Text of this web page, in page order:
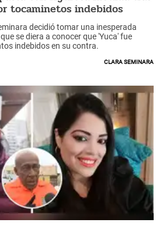
tocaminetos indebidos
decidió tomar una inesperada
se diera a conocer que 'Yuca' fue
indebidos en su contra.
Clara Seminara